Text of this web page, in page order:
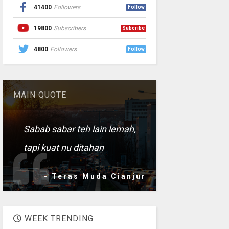
41400 Followers Follow
19800 Subscribers Subcribe
4800 Followers Follow
MAIN QUOTE
Sabab sabar teh lain lemah,
tapi kuat nu ditahan
- Teras Muda Cianjur
WEEK TRENDING